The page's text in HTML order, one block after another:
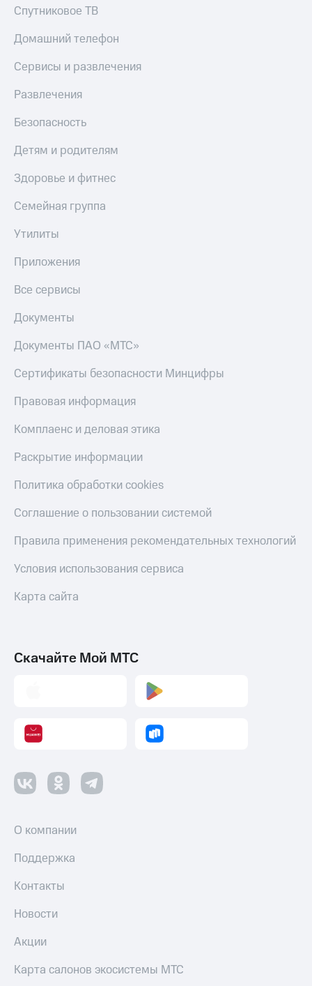
Спутниковое ТВ
Домашний телефон
Сервисы и развлечения
Развлечения
Безопасность
Детям и родителям
Здоровье и фитнес
Семейная группа
Утилиты
Приложения
Все сервисы
Документы
Документы ПАО «МТС»
Сертификаты безопасности Минцифры
Правовая информация
Комплаенс и деловая этика
Раскрытие информации
Политика обработки cookies
Соглашение о пользовании системой
Правила применения рекомендательных технологий
Условия использования сервиса
Карта сайта
Скачайте Мой МТС
О компании
Поддержка
Контакты
Новости
Акции
Карта салонов экосистемы МТС